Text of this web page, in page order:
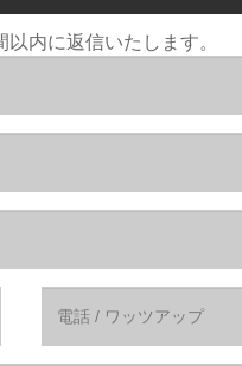
内に返信いたします。